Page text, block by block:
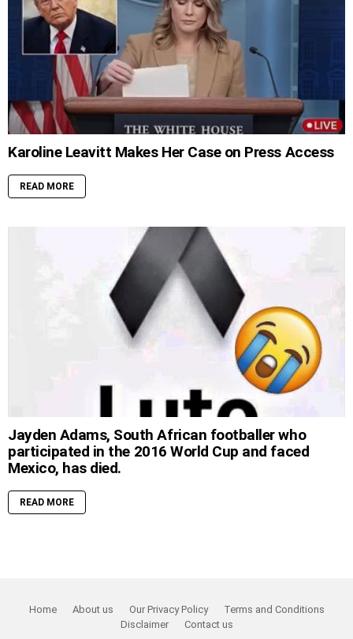
Karoline Leavitt Makes Her Case on Press Access
READ MORE
Jayden Adams, South African footballer who
participated in the 2016 World Cup and faced
Mexico, has died.
READ MORE
Home About us Our Privacy Policy
Terms and Conditions
Disclaimer
Contact us